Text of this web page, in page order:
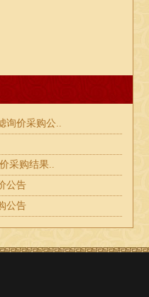
询价采购公..
采购结果..
公告
公告